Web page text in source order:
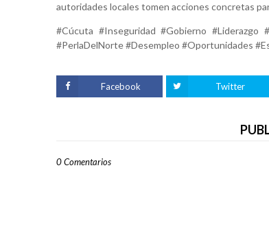
autoridades locales tomen acciones concretas
#Cúcuta #Inseguridad #Gobierno #Liderazgo
#PerlaDelNorte #Desempleo #Oportunidades
Facebook Twitter
0 Comentarios